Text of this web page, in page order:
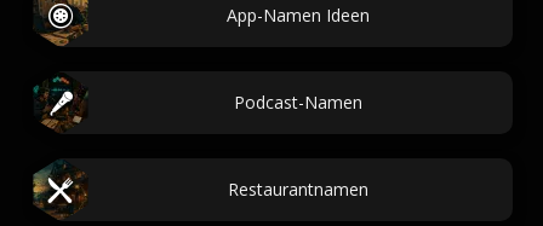
App-Namen Ideen
Podcast-Namen
Restaurantnamen